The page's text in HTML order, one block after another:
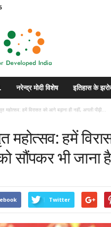
नरेन्द्र मोदी विशेष इतिहास के
महोत्सव: हमें विरासत को आगे बढ़ाना ही नहीं, अगली पीढ़ी...
महोत्सव: हमें
सौंपकर भी
Twitter